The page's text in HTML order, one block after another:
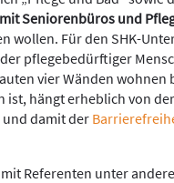
Seniorenbüros und
wollen. Für den SHK-
pflegebedürftiger
vier Wänden wohnen
ist, hängt erheblich von
damit der
Referenten unter